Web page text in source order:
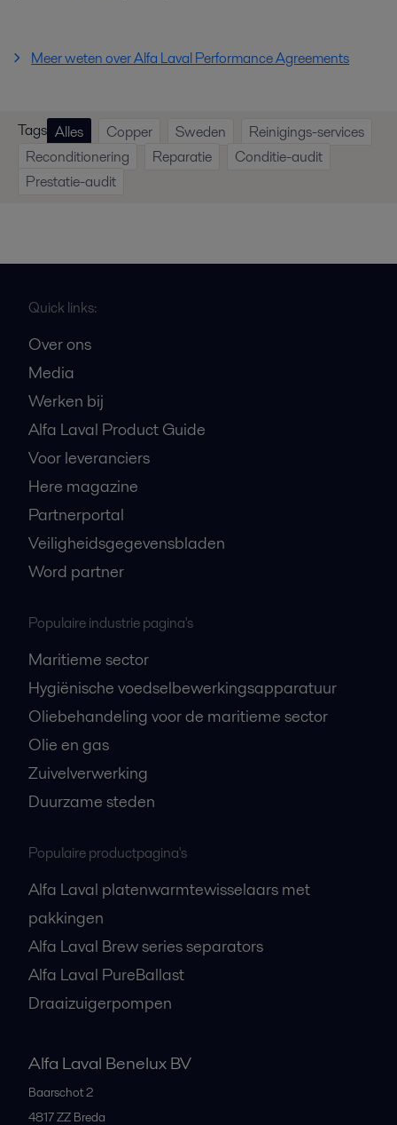
Meer weten over Alfa Laval Performance Agreements
Tags Alles Copper Sweden
Reinigings-services
Reconditionering
Reparatie
Conditie-audit
Prestatie-audit
Quick links:
Over ons
Media
Werken bij
Alfa Laval Product Guide
Voor leveranciers
Here magazine
Partnerportal
Veiligheidsgegevensbladen
Word partner
Populaire industrie pagina's
Maritieme sector
Hygiënische voedselbewerkingsapparatuur
Oliebehandeling voor de maritieme sector
Olie en gas
Zuivelverwerking
Duurzame steden
Populaire productpagina's
Alfa Laval platenwarmtewisselaars met
pakkingen
Alfa Laval Brew series separators
Alfa Laval PureBallast
Draaizuigerpompen
Alfa Laval Benelux BV
Baarschot 2
4817 ZZ Breda